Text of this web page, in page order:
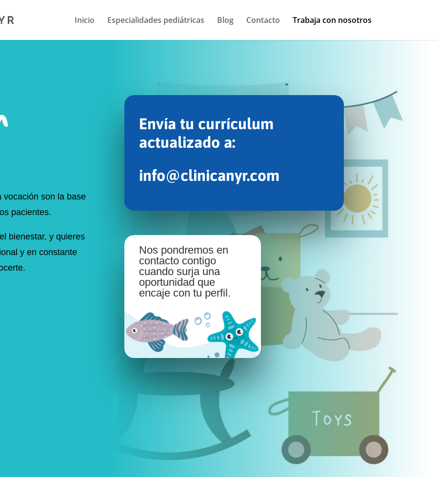
Inicio Especialidades pediátricas Blog Contacto Trabaja con nosotros
vocación son la base
pacientes.
bienestar, y quieres
y en constante
Envía tu currículum
actualizado a:
info@clinicanyr.com
Nos pondremos en
contacto contigo
cuando surja una
oportunidad que
encaje con tu perfil.